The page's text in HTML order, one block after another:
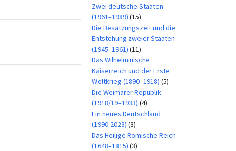
Zwei deutsche Staaten
(1961–1989) (15)
Die Besatzungszeit und die
Entstehung zweier Staaten
(1945–1961) (11)
Das Wilhelminische
Kaiserreich und der Erste
Weltkrieg (1890–1918) (5)
Die Weimarer Republik
(1918/19–1933) (4)
Ein neues Deutschland
(1990-2023) (3)
Das Heilige Römische Reich
(1648–1815) (3)